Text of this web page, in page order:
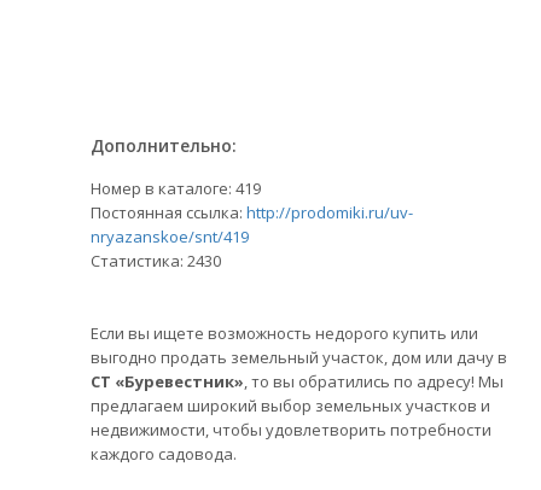
Дополнительно:
Номер в каталоге: 419
Постоянная ссылка: http://prodomiki.ru/uv-
nryazanskoe/snt/419
Статистика: 2430
Если вы ищете возможность недорого купить или
выгодно продать земельный участок, дом или дачу в
СТ «Буревестник», то вы обратились по адресу! Мы
предлагаем широкий выбор земельных участков и
недвижимости, чтобы удовлетворить потребности
каждого садовода.